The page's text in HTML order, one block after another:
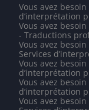
Vous avez
d’interprétation
Vous avez
- Traductions
Vous avez
Services
Vous avez
d’interprétation
Vous avez
d’interprétation
Vous avez